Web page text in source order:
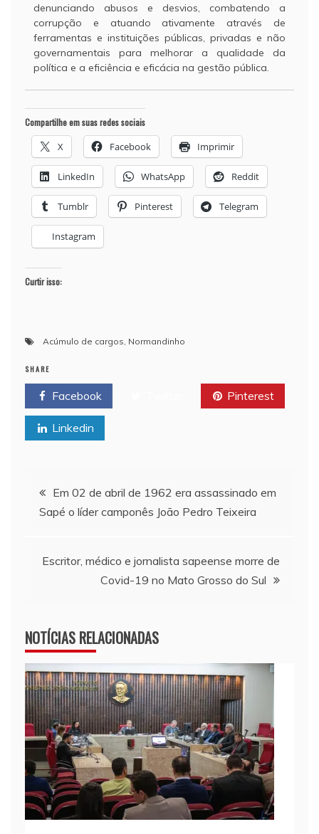
denunciando abusos e desvios, combatendo a
corrupção e atuando ativamente através de
ferramentas e instituições públicas, privadas e não
governamentais para melhorar a qualidade da
política e a eficiência e eficácia na gestão pública.
Compartilhe em suas redes sociais
X Facebook Imprimir
LinkedIn WhatsApp Reddit
Tumblr Pinterest Telegram
Instagram
Curtir isso:
Acúmulo de cargos, Normandinho
SHARE
Facebook Pinterest
Linkedin
Navegação de Post
Em 02 de abril de 1962 era assassinado em
Sapé o líder camponês João Pedro Teixeira
Escritor, médico e jornalista sapeense morre de
Covid-19 no Mato Grosso do Sul
NOTÍCIAS RELACIONADAS